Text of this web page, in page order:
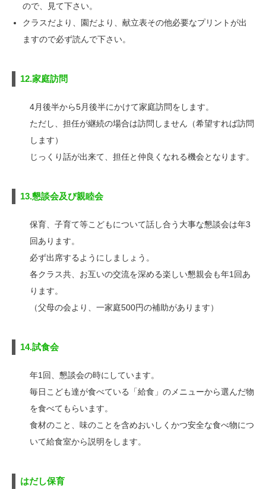
ので、見て下さい。
クラスだより、園だより、献立表その他必要なプリントが出
ますので必ず読んで下さい。
12.家庭訪問
4月後半から5月後半にかけて家庭訪問をします。
ただし、担任が継続の場合は訪問しません（希望すれば訪問
します）
じっくり話が出来て、担任と仲良くなれる機会となります。
13.懇談会及び親睦会
保育、子育て等こどもについて話し合う大事な懇談会は年3
回あります。
必ず出席するようにしましょう。
各クラス共、お互いの交流を深める楽しい懇親会も年1回あ
ります。
（父母の会より、一家庭500円の補助があります）
14.試食会
年1回、懇談会の時にしています。
毎日こども達が食べている「給食」のメニューから選んだ物
を食べてもらいます。
食材のこと、味のことを含めおいしくかつ安全な食べ物につ
いて給食室から説明をします。
はだし保育